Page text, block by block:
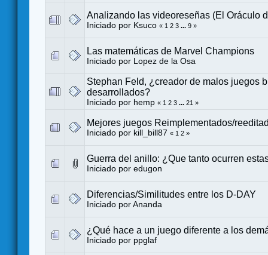
Analizando las videoreseñas (El Oráculo
Iniciado por Ksuco « 1 2 3 ... 9 »
Las matemáticas de Marvel Champions
Iniciado por Lopez de la Osa
Stephan Feld, ¿creador de malos juegos
desarrollados?
Iniciado por hemp « 1 2 3 ... 21 »
Mejores juegos Reimplementados/
Iniciado por kill_bill87 « 1 2 »
Guerra del anillo: ¿Que tanto ocurren
Iniciado por edugon
Diferencias/Similitudes entre los D-DAY
Iniciado por Ananda
¿Qué hace a un juego diferente a los
Iniciado por ppglaf